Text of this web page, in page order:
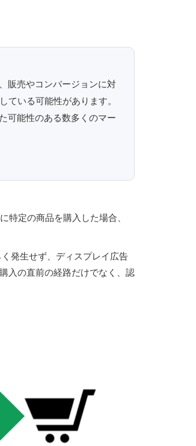
販売やコンバージョンに対
いる可能性があります。
可能性のある数多くのマー
定の商品を購入した場合、
発生せず、ディスプレイ広告
入の直前の経路だけでなく、認